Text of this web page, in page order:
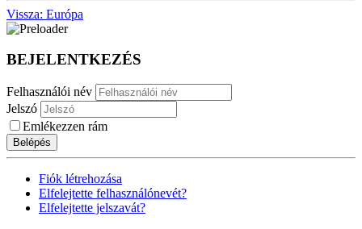
Vissza: Európa
BEJELENTKEZÉS
Felhasználói név
Jelszó
Emlékezzen rám
Belépés
Fiók létrehozása
Elfelejtette felhasználónevét?
Elfelejtette jelszavát?